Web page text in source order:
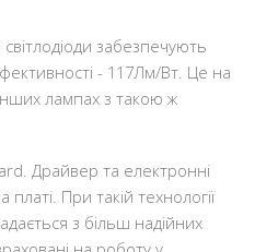
забезпечують
- 117Лм/Вт. Це на
лампах з такою ж
Драйвер та електронні
При такій технології
з більш надійних